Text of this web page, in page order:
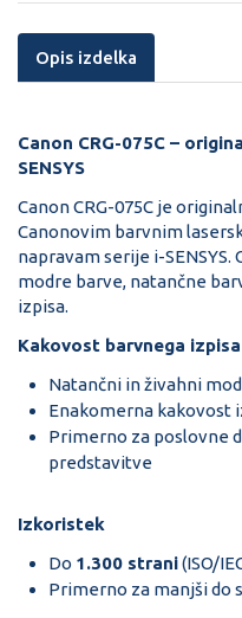
Opis izdelka
Canon CRG-075C –
SENSYS
Canon CRG-075C je
Canonovim barvnim
napravam serije i-
modre barve, natančne
izpisa.
Kakovost barvnega izpisa
Natančni in živahni
Enakomerna kakovost
Primerno za poslovne
predstavitve
Izkoristek
Do 1.300 strani(ISO/
Primerno za manjši do